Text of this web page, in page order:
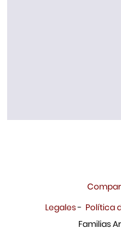
Legales- Política
Familias